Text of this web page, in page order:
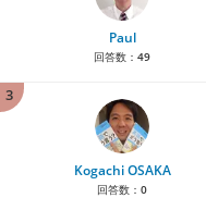
Paul
回答数： 49
3
Kogachi OSAKA
回答数： 0